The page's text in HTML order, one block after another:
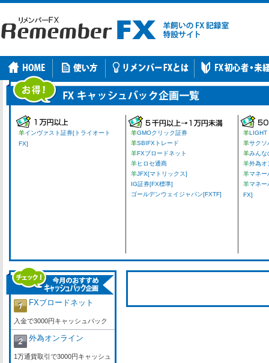
羊インヴァスト証券[トライオート
FX]
羊GMOクリック証券
羊SBIFXトレード
羊FXブロードネット
羊ヒロセ通商
羊JFX[マトリックス]
IG証券[FX標準]
ゴールデンウェイジャパン[FXTF]
羊LIGHT
羊サクソ
羊みんな
羊外為オ
羊マネー
羊マネー
FX]
FXブロードネット
入金で3000円キャッシュバック
外為オンライン
1万通貨取引で3000円キャッシュ